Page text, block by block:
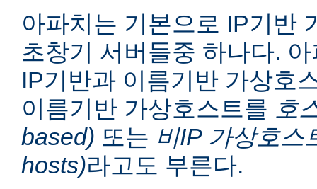
아파치는 기본으로 IP기반
초창기 서버들중 하나다.
IP기반과 이름기반 가상호
이름기반 가상호스트를 호
based) 또는 비IP 가상호스
hosts)라고도 부른다.